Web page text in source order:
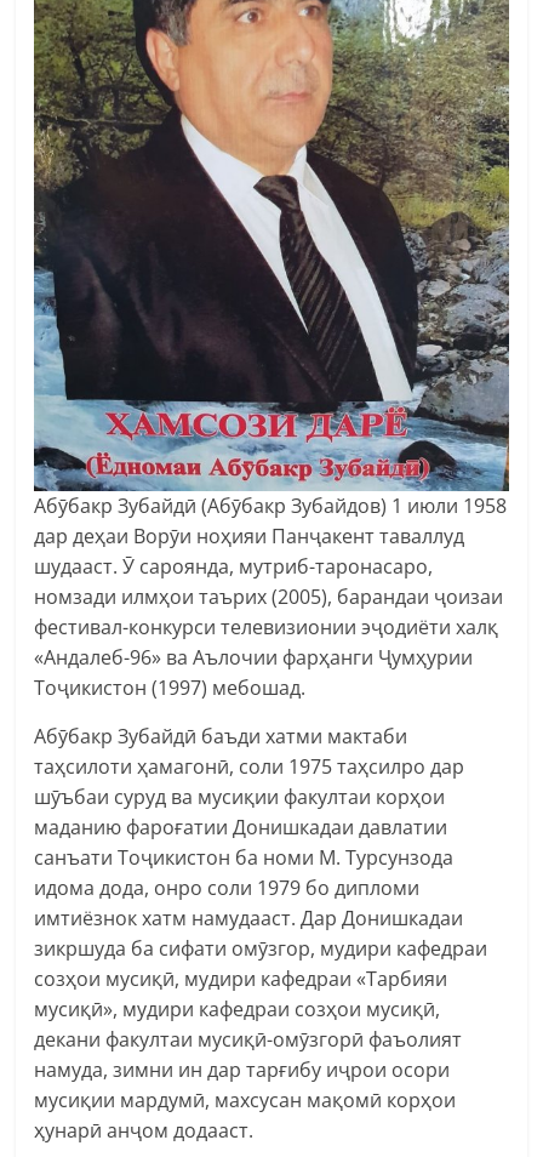
Абӯбакр Зубайдӣ (Абӯбакр Зубайдов) 1 июли 1958
дар деҳаи Ворӯи ноҳияи Панҷакент таваллуд
шудааст. Ӯ сароянда, мутриб-таронасаро,
номзади илмҳои таърих (2005), барандаи ҷоизаи
фестивал-конкурси телевизионии эҷодиёти халқ
«Андалеб-96» ва Аълочии фарҳанги Ҷумҳурии
Тоҷикистон (1997) мебошад.
Абӯбакр Зубайдӣ баъди хатми мактаби
таҳсилоти ҳамагонӣ, соли 1975 таҳсилро дар
шӯъбаи суруд ва мусиқии факултаи корҳои
маданию фароғатии Донишкадаи давлатии
санъати Тоҷикистон ба номи М. Турсунзода
идома дода, онро соли 1979 бо дипломи
имтиёзнок хатм намудааст. Дар Донишкадаи
зикршуда ба сифати омӯзгор, мудири кафедраи
созҳои мусиқӣ, мудири кафедраи «Тарбияи
мусиқӣ», мудири кафедраи созҳои мусиқӣ,
декани факултаи мусиқӣ-омӯзгорӣ фаъолият
намуда, зимни ин дар тарғибу иҷрои осори
мусиқии мардумӣ, махсусан мақомӣ корҳои
ҳунарӣ анҷом додааст.